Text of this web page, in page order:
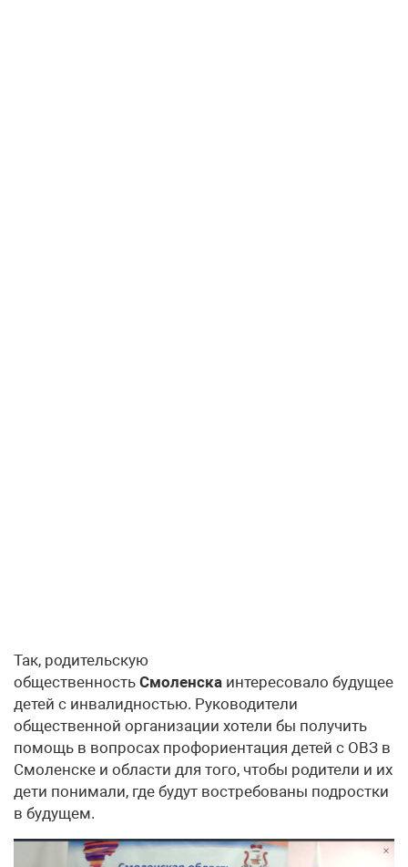
Так, родительскую
общественность Смоленска интересовало будущее
детей с инвалидностью. Руководители
общественной организации хотели бы получить
помощь в вопросах профориентация детей с ОВЗ в
Смоленске и области для того, чтобы родители и их
дети понимали, где будут востребованы подростки
в будущем.